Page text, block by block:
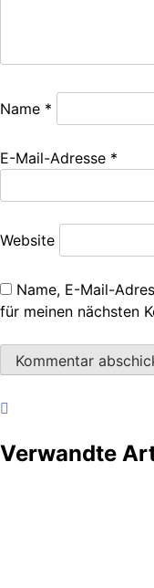
Name *
E-Mail-Adresse *
Website
Name, E-Mail-
für meinen nächsten
Verwandte